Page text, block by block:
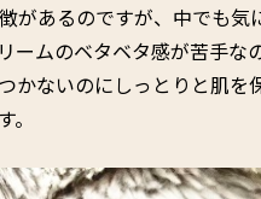
があるのですが、中でも
ームのベタベタ感が苦手
かないのにしっとりと肌